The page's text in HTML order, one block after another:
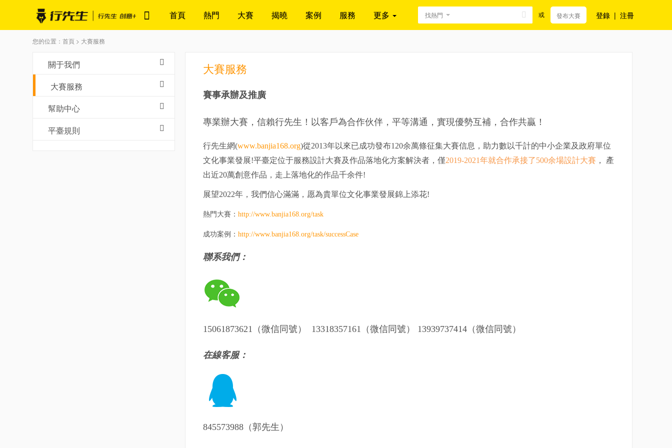
首頁 熱門 大賽 揭曉 案例 服務 更多 找熱門 或 發布大賽 登錄 | 注冊
您的位置：首頁 > 大賽服務
關于我們
大賽服務
幫助中心
平臺規則
大賽服務
賽事承辦及推廣
專業辦大賽，信賴行先生！以客戶為合作伙伴，平等溝通，實現優勢互補，合作共贏！
行先生網(www.banjia168.org)從2013年以來已成功發布120余萬條征集大賽信息，助力數以千計的中小企業及政府單位
文化事業發展!平臺定位于服務設計大賽及作品落地化方案解決者，僅2019-2021年就合作承接了500余場設計大賽 ， 產
出近20萬創意作品，走上落地化的作品千余件!
展望2022年，我們信心滿滿，愿為貴單位文化事業發展錦上添花!
熱門大賽： http://www.banjia168.org/task
成功案例： http://www.banjia168.org/task/successCase
聯系我們：
15061873621（微信同號） 13318357161 （微信同號） 13939737414 （微信同號）
在線客服：
845573988（郭先生）